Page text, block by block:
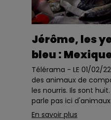
Jérôme, les
bleu :
Télérama - LE 01/02/
des animaux de
les nourris. Ils sont
parle pas ici
ordinaires, ni même de
En savoir plus